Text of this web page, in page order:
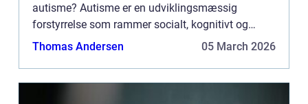
autisme? Autisme er en udviklingsmæssig
forstyrrelse som rammer socialt, kognitivt og
mentalt. En person med autisme vil typisk have
Thomas Andersen 05 March 2026